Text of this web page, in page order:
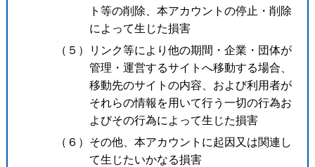
ト等の削除、本アカウントの停止・削除
によって生じた損害
（５）リンク等により他の期間・企業・団体が
管理・運営するサイトへ移動する場合、
移動先のサイトの内容、および利用者が
それらの情報を用いて行う一切の行為お
よびその行為によって生じた損害
（６）その他、本アカウントに起因又は関連し
て生じたいかなる損害